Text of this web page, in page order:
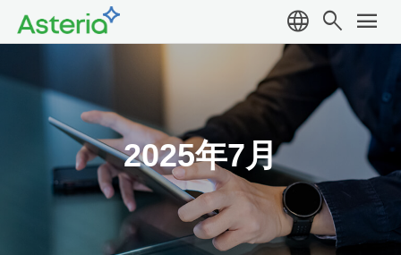
language search menu
2025年7月